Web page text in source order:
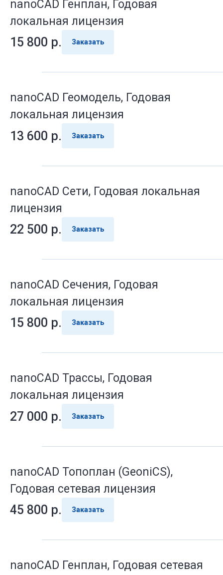
nanoCAD Генплан, Годовая
локальная лицензия
15 800 р. Заказать
nanoCAD Геомодель, Годовая
локальная лицензия
13 600 р. Заказать
nanoCAD Сети, Годовая локальная
лицензия
22 500 р. Заказать
nanoCAD Сечения, Годовая
локальная лицензия
15 800 р. Заказать
nanoCAD Трассы, Годовая
локальная лицензия
27 000 р. Заказать
nanoCAD Топоплан (GeoniCS),
Годовая сетевая лицензия
45 800 р. Заказать
nanoCAD Генплан, Годовая сетевая